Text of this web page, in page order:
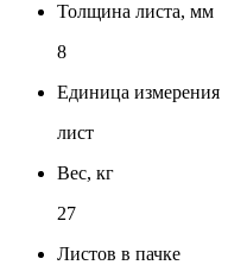
Толщина листа, мм
8
Единица измерения
лист
Вес, кг
27
Листов в пачке